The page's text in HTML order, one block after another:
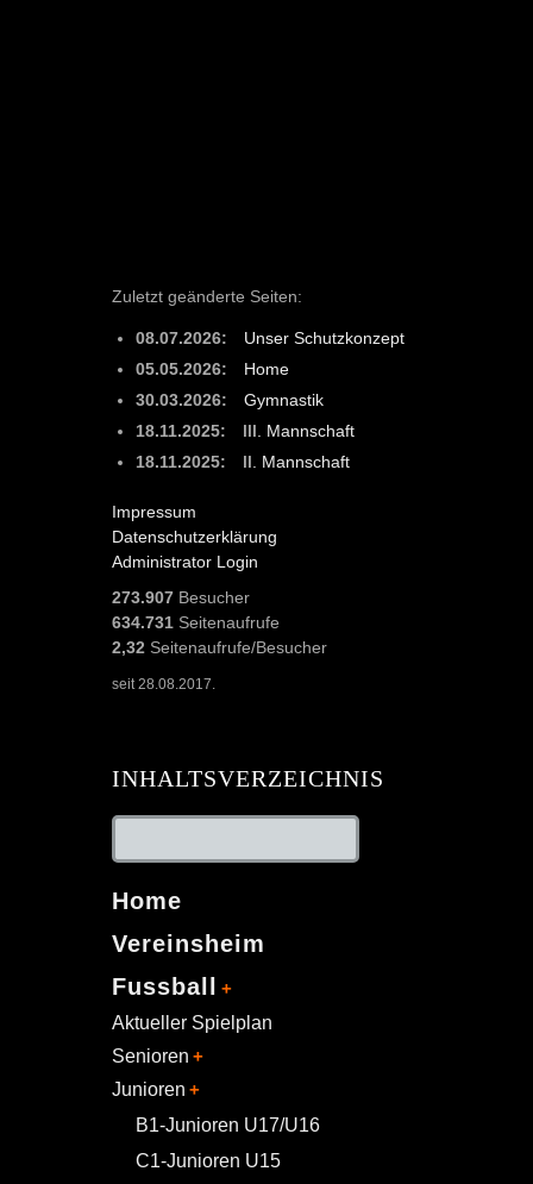
Zuletzt geänderte Seiten:
08.07.2026:
Unser Schutzkonzept
05.05.2026:
Home
30.03.2026:
Gymnastik
18.11.2025:
III. Mannschaft
18.11.2025:
II. Mannschaft
Impressum
Datenschutzerklärung
Administrator Login
273.907 Besucher
634.731 Seitenaufrufe
2,32 Seitenaufrufe/Besucher
seit 28.08.2017.
INHALTSVERZEICHNIS
Home
Vereinsheim
Fussball
Aktueller Spielplan
Senioren
Junioren
B1-Junioren U17/U16
C1-Junioren U15